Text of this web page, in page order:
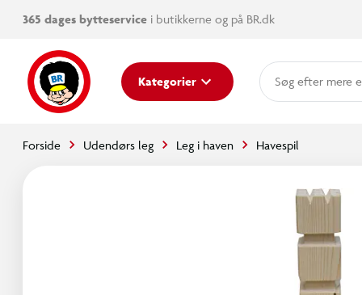
365 dages bytteservice i butikkerne og på BR.dk
Kategorier mere
Forside Udendørs leg Leg i haven Havespil